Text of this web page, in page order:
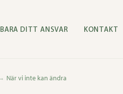
BARA DITT ANSVAR KONTAKT
När vi inte kan ändra